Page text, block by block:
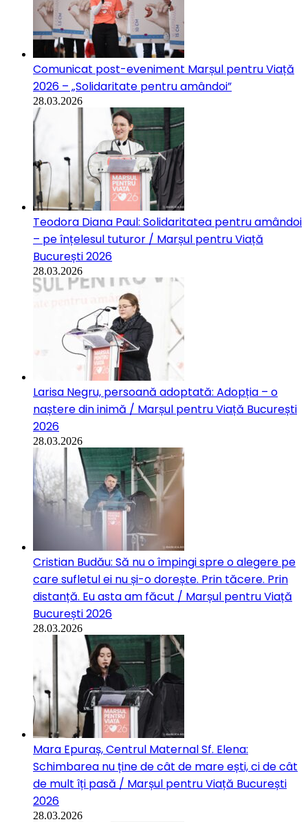
Comunicat post-eveniment Marșul pentru Viață
2026 – „Solidaritate pentru amândoi”
28.03.2026
Teodora Diana Paul: Solidaritatea pentru amândoi
– pe înțelesul tuturor / Marșul pentru Viață
București 2026
28.03.2026
Larisa Negru, persoană adoptată: Adopția – o
naștere din inimă / Marșul pentru Viață București
2026
28.03.2026
Cristian Budău: Să nu o împingi spre o alegere pe
care sufletul ei nu și-o dorește. Prin tăcere. Prin
distanță. Eu asta am făcut / Marșul pentru Viață
București 2026
28.03.2026
Mara Epuraș, Centrul Maternal Sf. Elena:
Schimbarea nu ține de cât de mare ești, ci de cât
de mult îți pasă / Marșul pentru Viață București
2026
28.03.2026